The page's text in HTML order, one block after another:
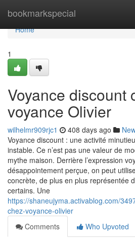
bookmarkspecial
Home
Home
1
Voyance discount
voyance Olivier
wilhelmr909rjc1 408 days ago
Voyance discount : une activité
instable. Ce n’est pas une valeur de
mythe maison. Derrière l’expression
désappointement perçue, on peut
concrète, de plus en plus représentée
certains. Une
https://shaneujyma.activablog.com/
chez-voyance-olivier
Comments
Who Upvoted